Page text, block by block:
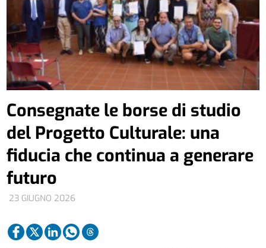
23 GIUGNO 2026
Consegnate le borse di studio
del Progetto Culturale: una
fiducia che continua a generare
futuro